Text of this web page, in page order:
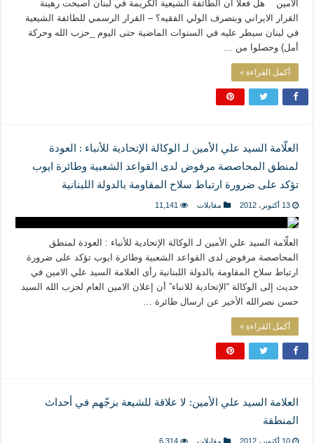
الأمين هل فعلا أن الطائفة الشيعية الكريمة في لبنان أصبحت رهينة
القرار الايراني وبتصرف الولي الفقيه؟ – القرار الرسمي للطائفة الشيعية
في لبنان سيطر عليه في السنوات الماضية حتى اليوم _حزب الله وحركة
أمل) وحصلوا من …
أكمل القراءة »
العلّامة السيد علي الأمين لـ الوكالة الإتحادية للأنباء : العودة
لمنطق المحاصصة مرفوض لدى القواعد الشعبية وطائرة ايوب
تؤكد على ضرورة ارتباط سلاح المقاومة بالدولة اللبنانية
13 أكتوبر، 2012 مقابلات 11,141
العلّامة السيد علي الأمين لـ الوكالة الإتحادية للأنباء : العودة لمنطق
المحاصصة مرفوض لدى القواعد الشعبية وطائرة ايوب تؤكد على ضرورة
ارتباط سلاح المقاومة بالدولة اللبنانية رأى العلامة السيد علي الامين في
حديث إلى الوكالة “الإتحادية للانباء” أن إعلان الامين العام لحزب الله السيد
حسن نصرالله الأخير عن ارسال طائرة …
أكمل القراءة »
العلامة السيد علي الأمين: لا علاقة للشيعة بزجّهم في أحداث
المنطقة
10 أكتوبر، 2012 مقابلات 6,314